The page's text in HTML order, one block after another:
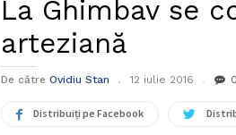
La Ghimbav se
arteziană
De către Ovidiu Stan 12 iulie 2016 0
Distribuiți pe Facebook